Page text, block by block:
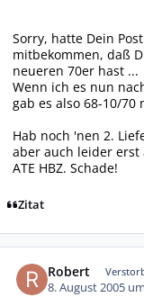
Sorry, hatte Dein
mitbekommen, daß
neueren 70er hast ...
Wenn ich es nun
gab es also 68-10/
Hab noch 'nen 2.
aber auch leider erst
ATE HBZ. Schade!
Zitat
Robert
8. August 2005